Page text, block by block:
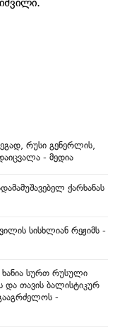
რუსი გენერლის,
- მედია
ქარხანას
სისხლიან რეჟიმს -
ხანია სურთ რუსული
თავის ბალისტიკურ
-